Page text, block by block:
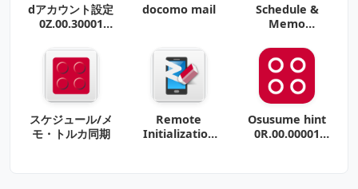
dアカウント設定
0Z.00.30001
docomo mail
Schedule &
Memo
スケジュール/メ
モ・トルカ同期
Remote
Initialization
Osusume hint
0R.00.00001